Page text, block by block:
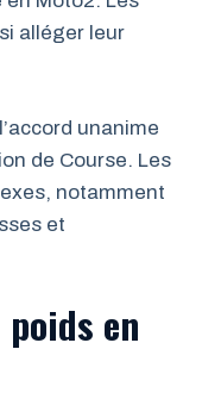
alléger leur
unanime
de Course. Les
notamment
et
en